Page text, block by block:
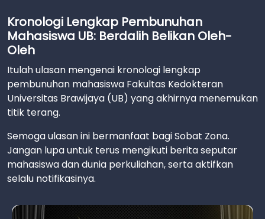
Kronologi Lengkap Pembunuhan
Mahasiswa UB: Berdalih Belikan Oleh-
Oleh
Itulah ulasan mengenai kronologi lengkap
pembunuhan mahasiswa Fakultas Kedokteran
Universitas Brawijaya (UB) yang akhirnya menemukan
titik terang.
Semoga ulasan ini bermanfaat bagi Sobat Zona.
Jangan lupa untuk terus mengikuti berita seputar
mahasiswa dan dunia perkuliahan, serta aktifkan
selalu notifikasinya.